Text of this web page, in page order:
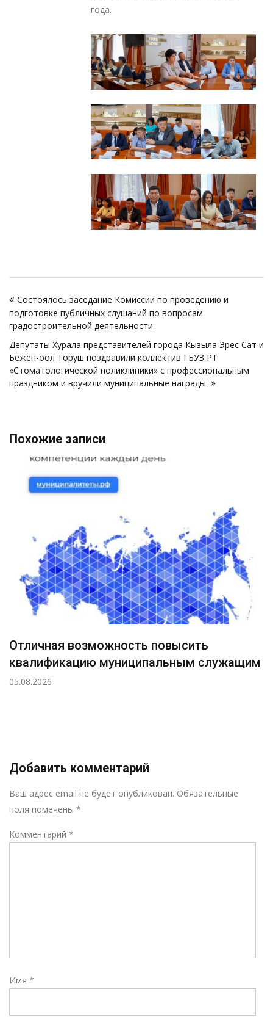
года.
по
записям
Состоялось заседание Комиссии по проведению и
подготовке публичных слушаний по вопросам
градостроительной деятельности.
Депутаты Хурала представителей города Кызыла Эрес Сат и
Бежен-оол Торуш поздравили коллектив ГБУЗ РТ
«Стоматологической поликлиники» с профессиональным
праздником и вручили муниципальные награды.
Похожие записи
Отличная возможность повысить
квалификацию муниципальным служащим
05.08.2026
Добавить комментарий
Ваш адрес email не будет опубликован. Обязательные
поля помечены *
Комментарий *
Имя *